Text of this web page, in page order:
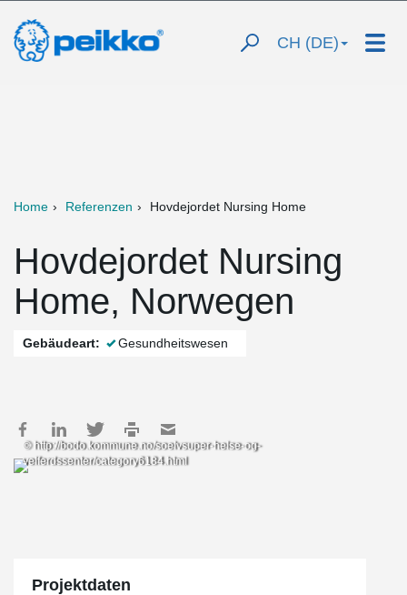
CH (DE)
Home Referenzen Hovdejordet Nursing Home
Hovdejordet Nursing
Home, Norwegen
Gebäudeart: Gesundheitswesen
© http://bodo.kommune.no/soelvsuper-helse-og-
velferdssenter/category6184.html
Projektdaten